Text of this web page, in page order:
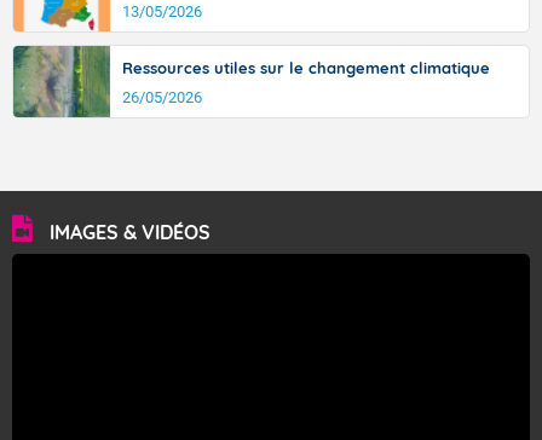
13/05/2026
Ressources utiles sur le changement climatique
26/05/2026
IMAGES & VIDÉOS